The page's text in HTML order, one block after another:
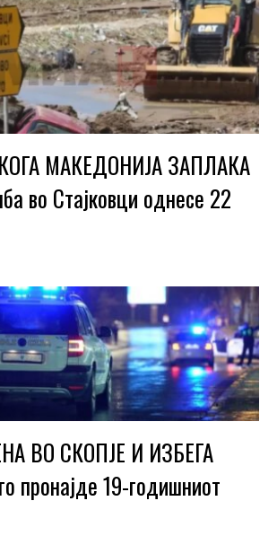
МАКЕДОНИЈА ЗАПЛАКА
во Стајковци однесе 22
ВО СКОПЈЕ И ИЗБЕГА
пронајде 19-годишниот